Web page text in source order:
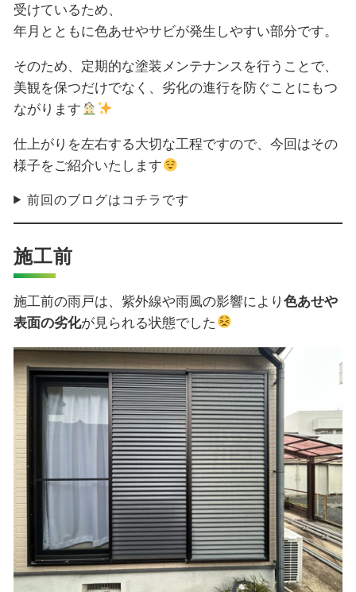
受けているため、
年月とともに色あせやサビが発生しやすい部分です。
そのため、定期的な塗装メンテナンスを行うことで、
美観を保つだけでなく、劣化の進行を防ぐことにもつ
ながります
仕上がりを左右する大切な工程ですので、今回はその
様子をご紹介いたします
前回のブログはコチラです
施工前
施工前の雨戸は、紫外線や雨風の影響により色あせや
表面の劣化が見られる状態でした